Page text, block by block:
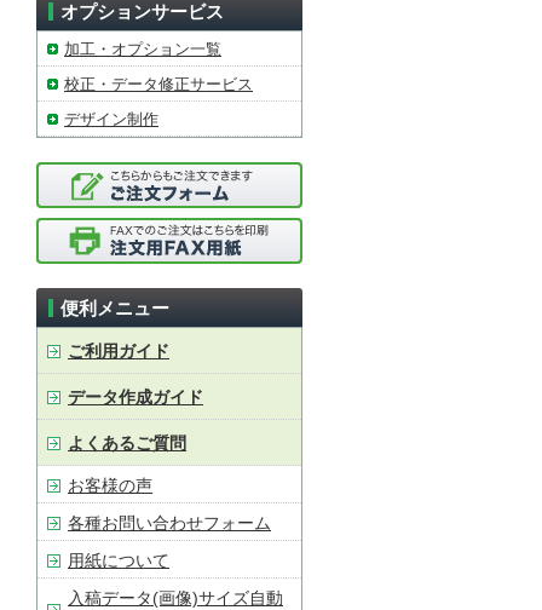
オプションサービス
加工・オプション一覧
校正・データ修正サービス
デザイン制作
便利メニュー
ご利用ガイド
データ作成ガイド
よくあるご質問
お客様の声
各種お問い合わせフォーム
用紙について
入稿データ(画像)サイズ自動